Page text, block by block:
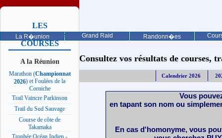
La R�union Grand Raid Randonn�es
LES
PROCHAINES
COURSES
A la Réunion
Marathon (Championnat
2026) et Foulées de la
Corniche
Trail Vaincre Parkinson
Trail du Sud Sauvage
Course de côte de
Takamaka
Consultez vos résultats de courses,
Calendrier 2026
Vous
en tapant son nom ou
En cas d'homonyme, vous